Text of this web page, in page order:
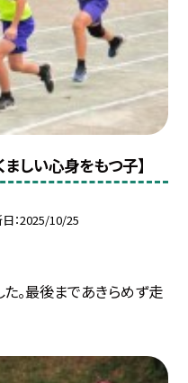
ましい心身をもつ子】
2025/10/25
た。最後まであきらめず走